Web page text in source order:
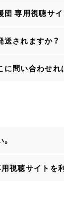
専用視聴サ
されますか？
問い合わせれ
視聴サイトを